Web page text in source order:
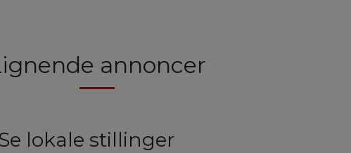
annoncer
lokale stillinger